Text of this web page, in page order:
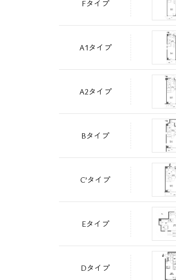
Fタイプ
A1タイプ
A2タイプ
Bタイプ
C’タイプ
Eタイプ
Dタイプ